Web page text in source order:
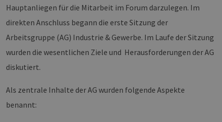
Hauptanliegen für die Mitarbeit im Forum darzulegen. Im
direkten Anschluss begann die erste Sitzung der
Arbeitsgruppe (AG) Industrie & Gewerbe. Im Laufe der Sitzung
wurden die wesentlichen Ziele und Herausforderungen der AG
diskutiert.
Als zentrale Inhalte der AG wurden folgende Aspekte
benannt: